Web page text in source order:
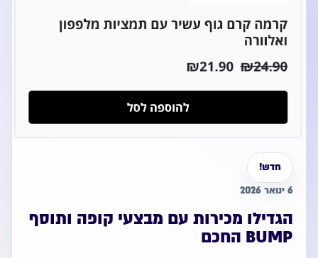
חדש!
6 ינואר 2026
הגדילו מכירות עם מבצעי קופה ותוסף
BUMP החכם